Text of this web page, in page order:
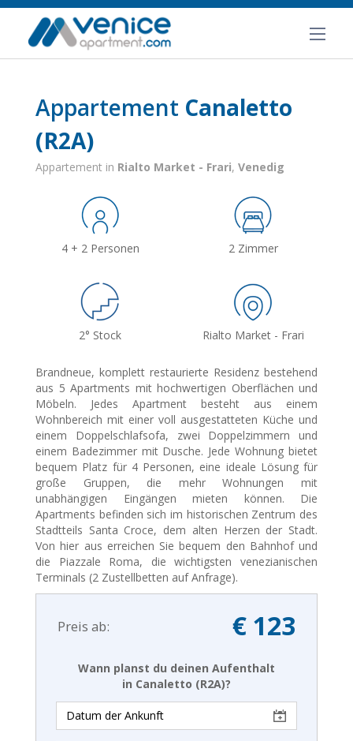
Appartement Canaletto
(R2A)
Appartement in Rialto Market - Frari, Venedig
4 + 2 Personen 2 Zimmer
2° Stock Rialto Market - Frari
Brandneue, komplett restaurierte Residenz bestehend
aus 5 Apartments mit hochwertigen Oberflächen und
Möbeln. Jedes Apartment besteht aus einem
Wohnbereich mit einer voll ausgestatteten Küche und
einem Doppelschlafsofa, zwei Doppelzimmern und
einem Badezimmer mit Dusche. Jede Wohnung bietet
bequem Platz für 4 Personen, eine ideale Lösung für
große Gruppen, die mehr Wohnungen mit
unabhängigen Eingängen mieten können. Die
Apartments befinden sich im historischen Zentrum des
Stadtteils Santa Croce, dem alten Herzen der Stadt.
Von hier aus erreichen Sie bequem den Bahnhof und
die Piazzale Roma, die wichtigsten venezianischen
Terminals (2 Zustellbetten auf Anfrage).
Preis ab: € 123
Wann planst du deinen Aufenthalt
in Canaletto (R2A)?